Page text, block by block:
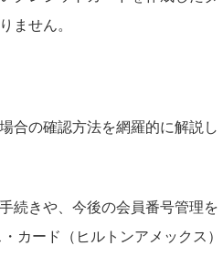
ません。
合の確認方法を網羅的に解説し
続きや、今後の会員番号管理を
カード（ヒルトンアメックス）